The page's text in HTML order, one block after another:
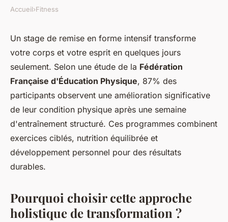
Revitalisez votre corps et
esprit lors d'un fitness camp !
Ismaël•17 octobre 2025•5 min de lecture
Accueil›Fitness
Un stage de remise en forme intensif transforme
votre corps et votre esprit en quelques jours
seulement. Selon une étude de la Fédération
Française d'Éducation Physique, 87% des
participants observent une amélioration significative
de leur condition physique après une semaine
d'entraînement structuré. Ces programmes combinent
exercices ciblés, nutrition équilibrée et
développement personnel pour des résultats
durables.
Pourquoi choisir cette approche
holistique de transformation ?